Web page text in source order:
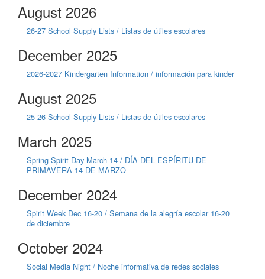
August 2026
26-27 School Supply Lists / Listas de útiles escolares
December 2025
2026-2027 Kindergarten Information / información para kinder
August 2025
25-26 School Supply Lists / Listas de útiles escolares
March 2025
Spring Spirit Day March 14 / DÍA DEL ESPÍRITU DE
PRIMAVERA 14 DE MARZO
December 2024
Spirit Week Dec 16-20 / Semana de la alegría escolar 16-20
de diciembre
October 2024
Social Media Night / Noche informativa de redes sociales